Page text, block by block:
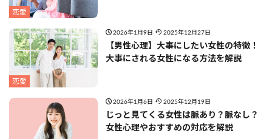
恋愛
恋愛
2026年1月9日 2025年12月27日
【男性心理】大事にしたい女性の特徴！
大事にされる女性になる方法を解説
2026年1月6日 2025年12月19日
じっと見てくる女性は脈あり？脈なし？
女性心理やおすすめの対応を解説